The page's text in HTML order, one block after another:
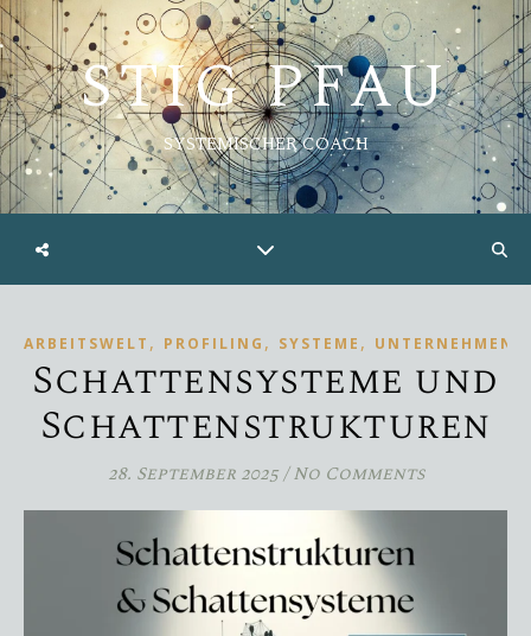
STIG PFAU
SYSTEMISCHER COACH
ARBEITSWELT , PROFILING , SYSTEME , UNTERNEHMEN
Schattensysteme und
Schattenstrukturen
28. September 2025/ No Comments